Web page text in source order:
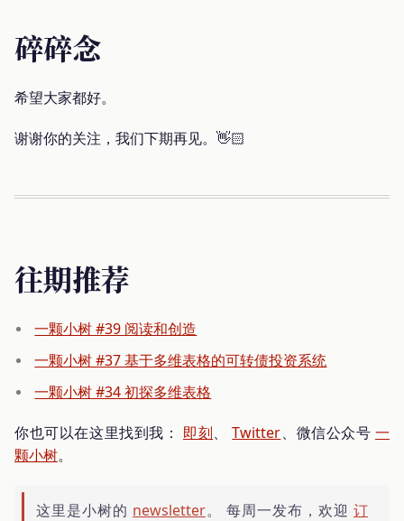
碎碎念
希望大家都好。
谢谢你的关注，我们下期再见。👋🏻
往期推荐
一颗小树 #39 阅读和创造
一颗小树 #37 基于多维表格的可转债投资系统
一颗小树 #34 初探多维表格
你也可以在这里找到我： 即刻、Twitter、微信公众号一
颗小树。
这里是小树的 newsletter。 每周一发布，欢迎 订